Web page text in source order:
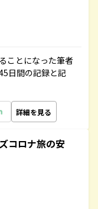
ことになった筆者
日間の記録と記
詳細を見る
コロナ旅の安